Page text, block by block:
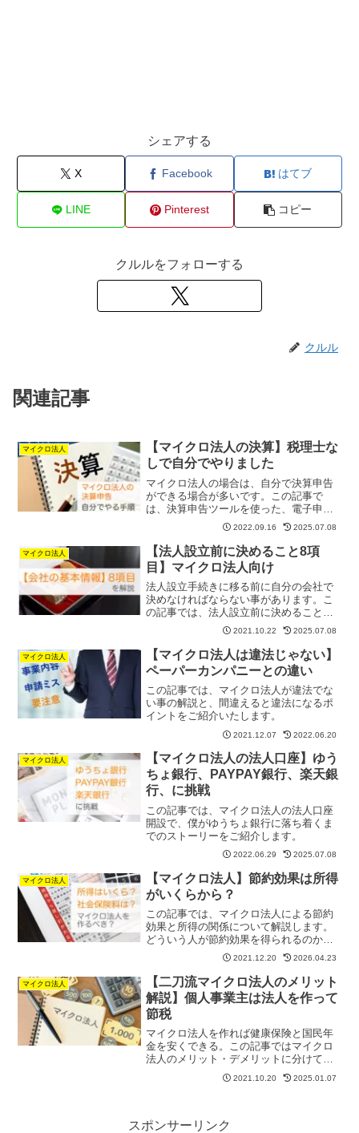
シェアする
X Facebook はてブ
LINE Pinterest コピー
クルルをフォローする
クルル
関連記事
マイクロ法人
【マイクロ法人の決算】税理士な
しで自分でやりました
マイクロ法人の場合は、自分で決算申告
ができる場合が多いです。この記事で
は、決算申告ツールを使った、電子申告
の方法をお伝えいたします。
2022.09.16 2025.07.08
マイクロ法人
【法人設立前に決めること8項
目】マイクロ法人向け
法人設立手続きに移る前に自分の会社で
決めなければならない事があります。こ
の記事では、法人設立前に決めることを9
項目に分けてお伝えいたします。
2021.10.22 2025.07.08
マイクロ法人
【マイクロ法人は違法じゃない】
ペーパーカンパニーとの違い
この記事では、マイクロ法人が違法でな
い事の解説と、間違えると違法になるポ
イントをご紹介いたします。
2021.12.07 2022.06.20
マイクロ法人
【マイクロ法人の法人口座】ゆう
ちょ銀行、PAYPAY銀行、楽天銀
行、に挑戦
この記事では、マイクロ法人の法人口座
開設で、僕がゆうちょ銀行に落ち着くま
でのストーリーをご紹介します。
2022.06.29 2025.07.08
マイクロ法人
【マイクロ法人】節約効果は所得
がいくらから？
この記事では、マイクロ法人による節約
効果と所得の関係について解説します。
どういう人が節約効果を得られるのかが
2021.12.20 2026.04.23
マイクロ法人
【二刀流マイクロ法人のメリット
解説】個人事業主は法人を作って
節税
マイクロ法人を作れば健康保険と国民年
金を安くできる。この記事ではマイクロ
法人のメリット・デメリットに分けて解
2021.10.20 2025.01.07
スポンサーリンク